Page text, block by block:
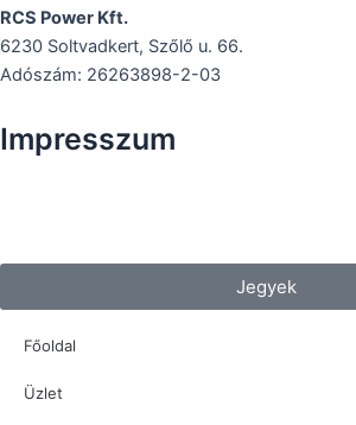
o
o
k
b
e
RCS Power Kft.
6230 Soltvadkert, Szőlő u. 66.
Adószám: 26263898-2-03
Impresszum
Jegyek
Főoldal
Üzlet